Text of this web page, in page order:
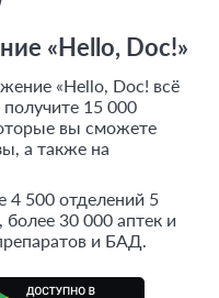
«Hello, Doc!»
«Hello, Doc! всё
15 000
вы сможете
а также на
4 500 отделений 5
30 000 аптек и
и БАД.